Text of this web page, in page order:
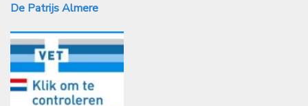
De Patrijs Almere